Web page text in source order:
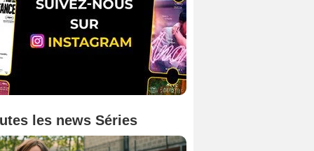
les news Séries